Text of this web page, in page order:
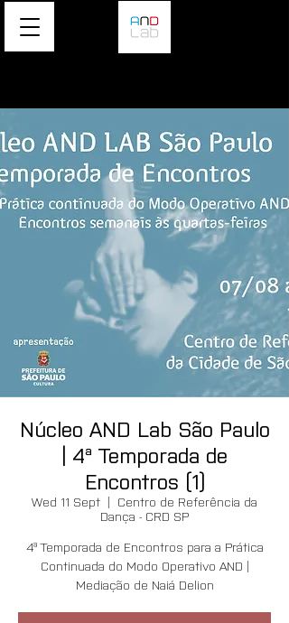
Núcleo AND Lab São Paulo
| 4ª Temporada de
Encontros (1)
Wed 11 Sept
  |
Centro de Referência da
Dança - CRD SP
4ª Temporada de Encontros para a Prática
Continuada do Modo Operativo AND |
Mediação de Naiá Delion